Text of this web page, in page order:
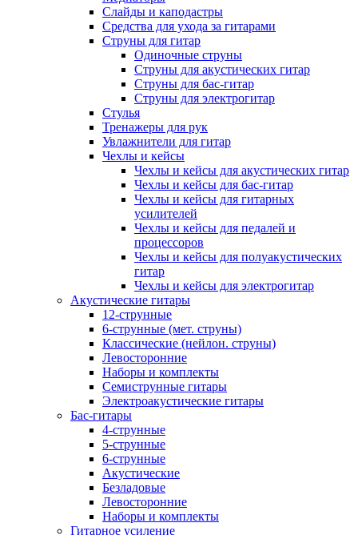
Слайды и каподастры
Средства для ухода за гитарами
Струны для гитар
Одиночные струны
Струны для акустических гитар
Струны для бас-гитар
Струны для электрогитар
Стулья
Тренажеры для рук
Увлажнители для гитар
Чехлы и кейсы
Чехлы и кейсы для акустических гитар
Чехлы и кейсы для бас-гитар
Чехлы и кейсы для гитарных
усилителей
Чехлы и кейсы для педалей и
процессоров
Чехлы и кейсы для полуакустических
гитар
Чехлы и кейсы для электрогитар
Акустические гитары
12-струнные
6-струнные (мет. струны)
Классические (нейлон. струны)
Левосторонние
Наборы и комплекты
Семиструнные гитары
Электроакустические гитары
Бас-гитары
4-струнные
5-струнные
6-струнные
Акустические
Безладовые
Левосторонние
Наборы и комплекты
Гитарное усиление